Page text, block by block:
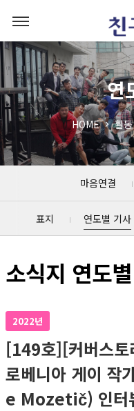
연
HOME 활동
마음연결
표지 연도별 기사
소식지 연도
2022년
[149호][커버스
로베니아 게이 작
e Mozetič) 인터